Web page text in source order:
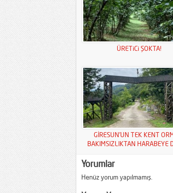
ÜRETiCi ŞOKTA!
GİRESUN’UN TEK KENT
BAKIMSIZLIKTAN HARABEYE
Yorumlar
Henüz yorum yapılmamış.